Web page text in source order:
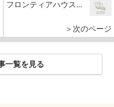
フロンティアハウス...
＞次のページ
一覧を見る